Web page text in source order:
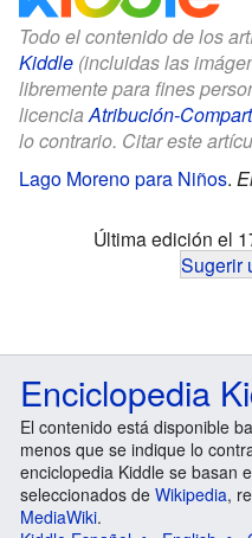
Todo el contenido de los
Kiddle (incluidas las
libremente para fines
licenciaAtribución-
lo contrario. Citar este
Lago Moreno para Niños.
Última edición el
Sugerir
Enciclopedia
El contenido está disponible
menos que se indique lo
enciclopedia Kiddle se basan
seleccionados de Wikipedia,
MediaWiki.